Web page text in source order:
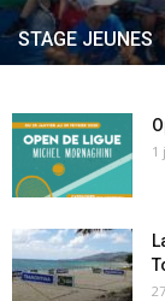
STAGE JEUNES
1